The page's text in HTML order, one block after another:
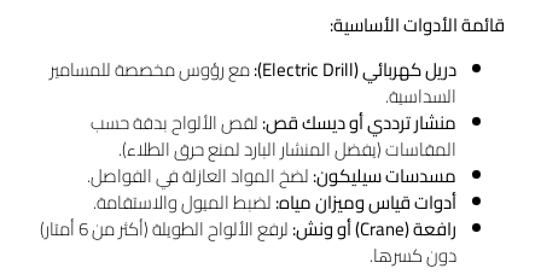
قائمة الأدوات الأساسية:
دريل كهربائي (Electric Drill):
مع رؤوس مخصصة للمسامير
السداسية.
منشار ترددي أو ديسك قص:لقص الألواح بدقة حسب
المقاسات (يفضل المنشار البارد لمنع حرق الطلاء).
مسدسات سيليكون:لضخ المواد العازلة في الفواصل.
أدوات قياس وميزان مياه:لضبط الميول والاستقامة.
رافعة (Crane) أو ونش: لرفع الألواح الطويلة (أكثر من 6 أمتار)
دون كسرها.